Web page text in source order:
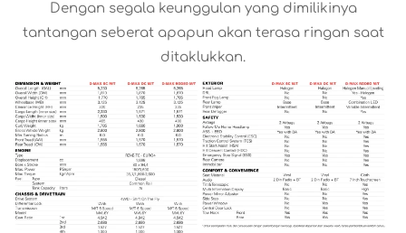
Dengan segala keunggulan yang dimilikinya
tantangan seberat apapun akan terasa ringan saat
ditaklukkan.